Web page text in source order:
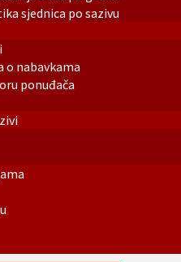
sjednica po sazivu
o nabavkama
ponuđača